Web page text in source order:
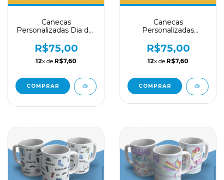
Canecas
Personalizadas Dia das
R$75,00
12x de R$7,60
Canecas
Personalizadas
R$75,00
12x de R$7,60
COMPRAR